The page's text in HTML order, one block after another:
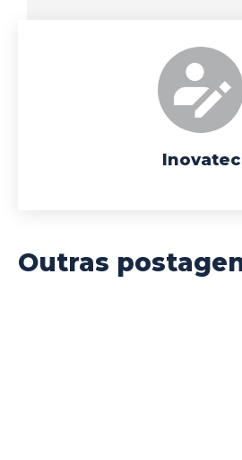
Inovatec
Outras